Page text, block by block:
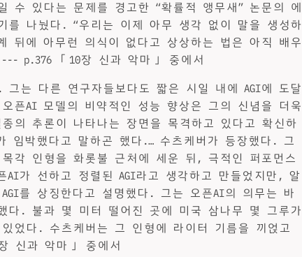
수 있다는 문제를 경고한 “확률적 앵무새” 논문의 에
를 나눴다. “우리는 이제 아무 생각 없이 말을 생성하
뒤에 아무런 의식이 없다고 상상하는 법은 아직 배우
p.376 「10장 신과 악마」 중에서
그는 다른 연구자들보다도 짧은 시일 내에 AGI에 도달
픈AI 모델의 비약적인 성능 향상은 그의 신념을 더욱
의 추론이 나타나는 장면을 목격하고 있다고 확신하
임박했다고 말하곤 했다.… 수츠케버가 등장했다. 그
각 인형을 화롯불 근처에 세운 뒤, 극적인 퍼포먼스
가 선하고 정렬된 AGI라고 생각하고 만들었지만, 알
를 상징한다고 설명했다. 그는 오픈AI의 의무는 바
다. 불과 몇 미터 떨어진 곳에 미국 삼나무 몇 그루가
었다. 수츠케버는 그 인형에 라이터 기름을 끼얹고
신과 악마」 중에서